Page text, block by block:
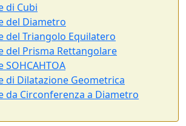
di Cubi
del Diametro
del Triangolo Equilatero
del Prisma Rettangolare
SOHCAHTOA
di Dilatazione Geometrica
da Circonferenza a Diametro